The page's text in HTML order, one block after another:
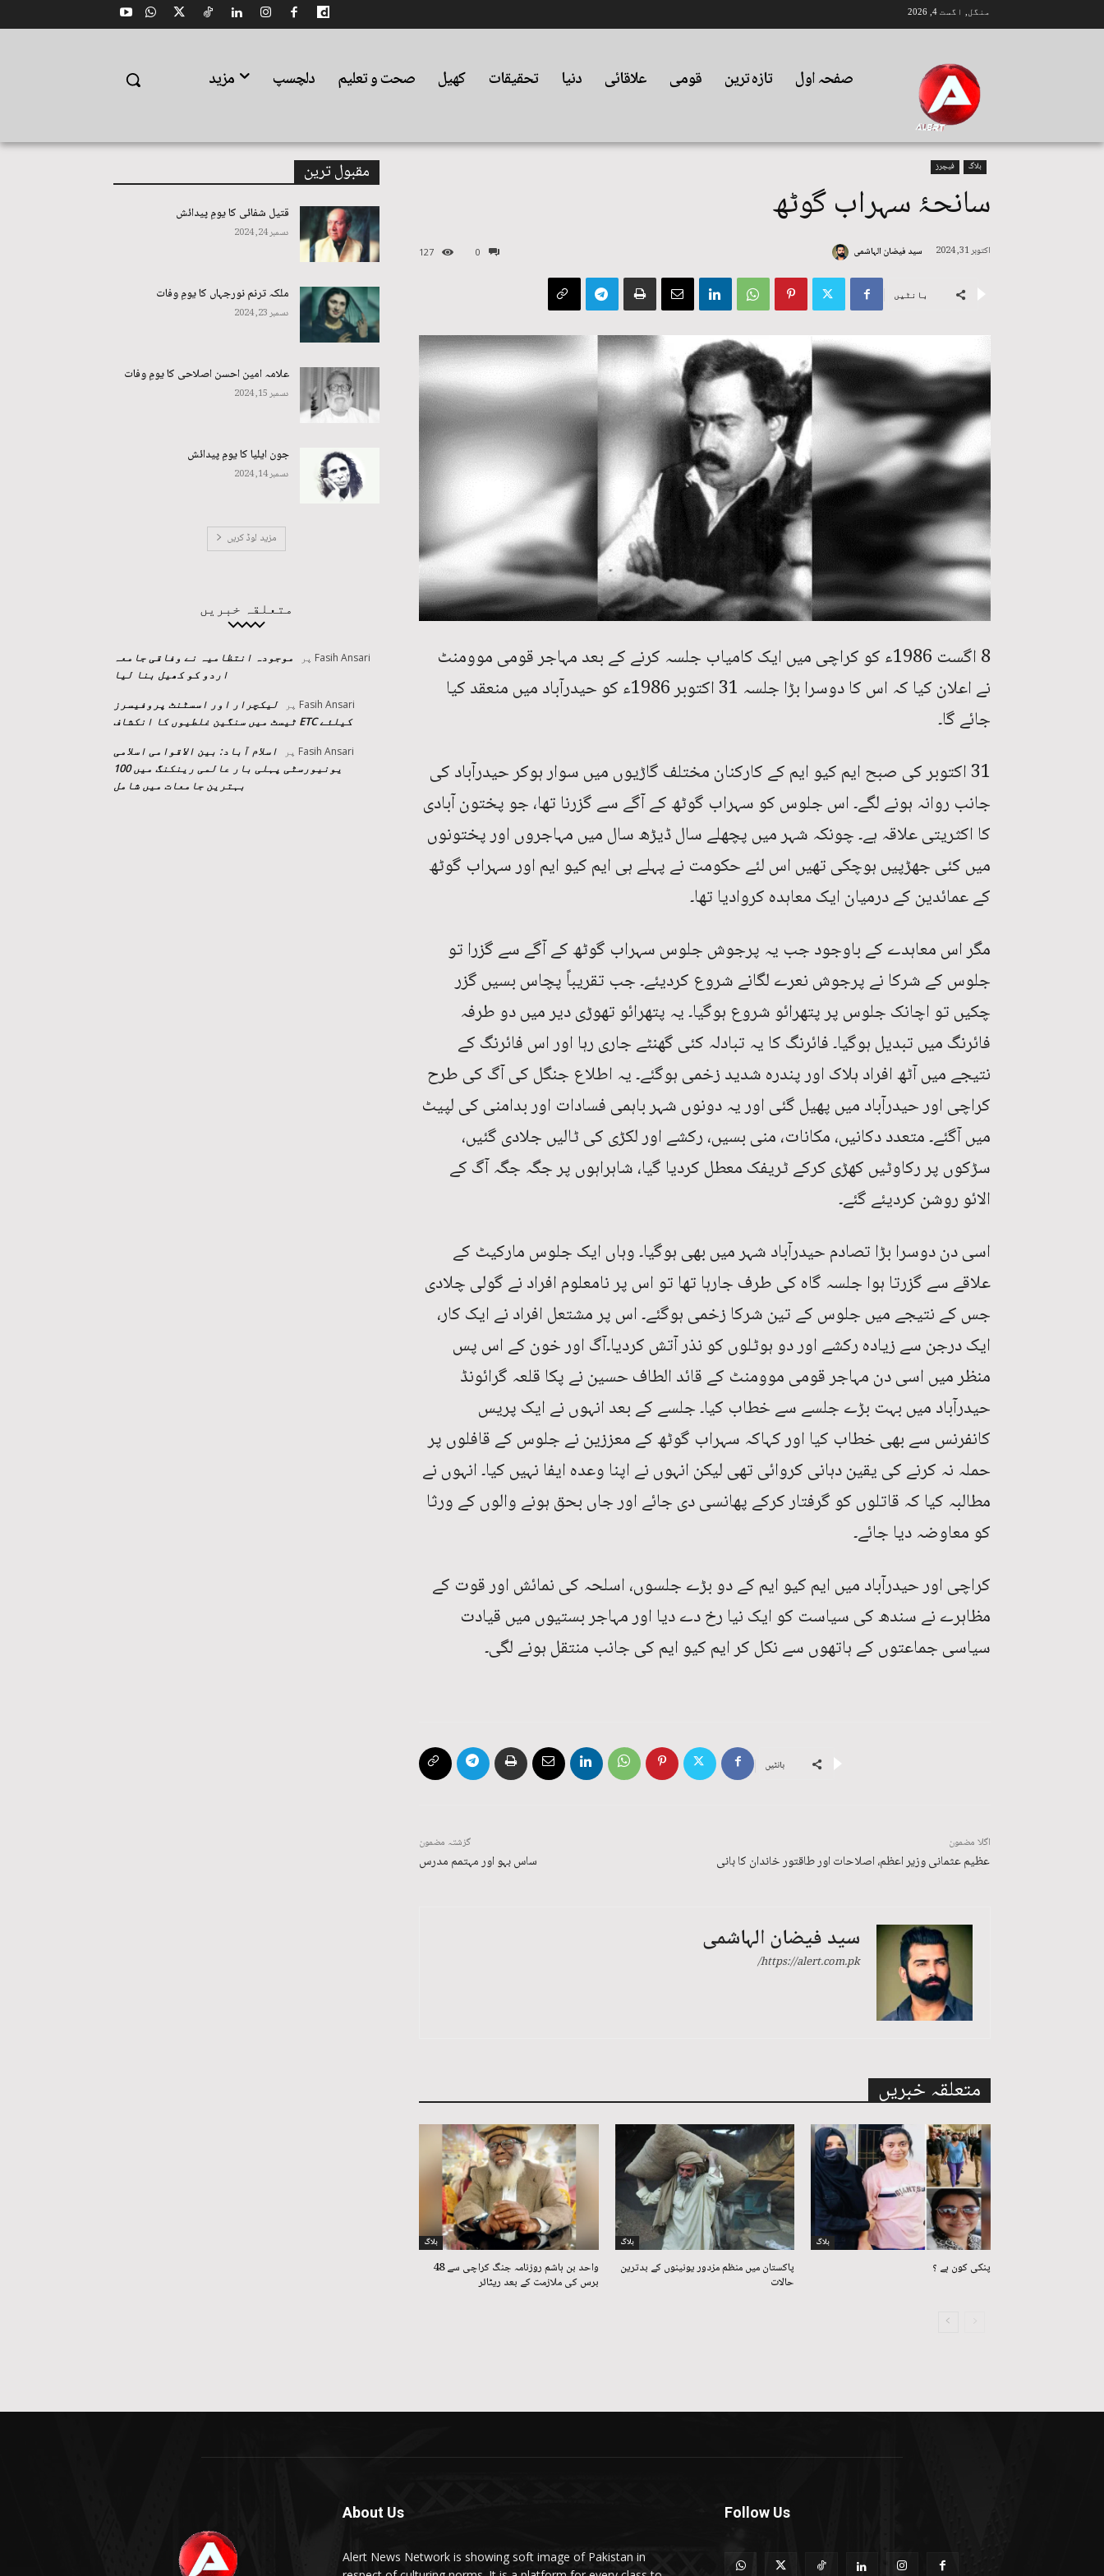
منگل, اگست 4, 2026
صفحہ اول تازہ ترین قومی علاقائی دنیا تحقیقات کھیل صحت و تعلیم دلچسپ مزید
بلاگ فیچرز
سانحۂ سہراب گوٹھ
0
127 اکتوبر 31, 2024 سید فیضان الہاشمی
بانٹیں
8 اگست 1986ء کو کراچی میں ایک کامیاب جلسہ کرنے کے بعد مہاجر قومی موومنٹ
نے اعلان کیا کہ اس کا دوسرا بڑا جلسہ 31 اکتوبر 1986ء کو حیدرآباد میں منعقد کیا
جائے گا۔
31 اکتوبر کی صبح ایم کیو ایم کے کارکنان مختلف گاڑیوں میں سوار ہوکر حیدرآباد کی
جانب روانہ ہونے لگے۔ اس جلوس کو سہراب گوٹھ کے آگے سے گزرنا تھا، جو پختون آبادی
کا اکثریتی علاقہ ہے۔ چونکہ شہر میں پچھلے سال ڈیڑھ سال میں مہاجروں اور پختونوں
میں کئی جھڑپیں ہوچکی تھیں اس لئے حکومت نے پہلے ہی ایم کیو ایم اور سہراب گوٹھ
کے عمائدین کے درمیان ایک معاہدہ کروادیا تھا۔
مگر اس معاہدے کے باوجود جب یہ پرجوش جلوس سہراب گوٹھ کے آگے سے گزرا تو
جلوس کے شرکا نے پرجوش نعرے لگانے شروع کردیئے۔ جب تقریباً پچاس بسیں گزر
چکیں تو اچانک جلوس پر پتھرائو شروع ہوگیا۔ یہ پتھرائو تھوڑی دیر میں دو طرفہ
فائرنگ میں تبدیل ہوگیا۔ فائرنگ کا یہ تبادلہ کئی گھنٹے جاری رہا اور اس فائرنگ کے
نتیجے میں آٹھ افراد ہلاک اور پندرہ شدید زخمی ہوگئے۔ یہ اطلاع جنگل کی آگ کی طرح
کراچی اور حیدرآباد میں پھیل گئی اور یہ دونوں شہر باہمی فسادات اور بدامنی کی لپیٹ
میں آگئے۔ متعدد دکانیں، مکانات، منی بسیں، رکشے اور لکڑی کی ٹالیں جلادی گئیں،
سڑکوں پر رکاوٹیں کھڑی کرکے ٹریفک معطل کردیا گیا، شاہراہوں پر جگہ جگہ آگ کے
الائو روشن کردیئے گئے۔
اسی دن دوسرا بڑا تصادم حیدرآباد شہر میں بھی ہوگیا۔ وہاں ایک جلوس مارکیٹ کے
علاقے سے گزرتا ہوا جلسہ گاہ کی طرف جارہا تھا تو اس پر نامعلوم افراد نے گولی چلادی
جس کے نتیجے میں جلوس کے تین شرکا زخمی ہوگئے۔ اس پر مشتعل افراد نے ایک کار،
ایک درجن سے زیادہ رکشے اور دو ہوٹلوں کو نذر آتش کردیا۔آگ اور خون کے اس پس
منظر میں اسی دن مہاجر قومی موومنٹ کے قائد الطاف حسین نے پکا قلعہ گرائونڈ
حیدرآباد میں بہت بڑے جلسے سے خطاب کیا۔ جلسے کے بعد انہوں نے ایک پریس
کانفرنس سے بھی خطاب کیا اور کہاکہ سہراب گوٹھ کے معززین نے جلوس کے قافلوں پر
حملہ نہ کرنے کی یقین دہانی کروائی تھی لیکن انہوں نے اپنا وعدہ ایفا نہیں کیا۔ انہوں نے
مطالبہ کیا کہ قاتلوں کو گرفتار کرکے پھانسی دی جائے اور جاں بحق ہونے والوں کے ورثا
کو معاوضہ دیا جائے۔
کراچی اور حیدرآباد میں ایم کیو ایم کے دو بڑے جلسوں، اسلحہ کی نمائش اور قوت کے
مظاہرے نے سندھ کی سیاست کو ایک نیا رخ دے دیا اور مہاجر بستیوں میں قیادت
سیاسی جماعتوں کے ہاتھوں سے نکل کر ایم کیو ایم کی جانب منتقل ہونے لگی۔
بانٹیں
گزشتہ مضمون
ساس بہو اور مہتمم مدرس
اگلا مضمون
عظیم عثمانی وزیر اعظم، اصلاحات اور طاقتور خاندان کا بانی
سید فیضان الہاشمی
https://alert.com.pk/
متعلقہ خبریں
بلاگ
پنکی کون ہے ؟
بلاگ
پاکستان میں منظم مزدور یونینوں کے بدترین
حالات
بلاگ
واحد بن ہاشم روزنامہ جنگ کراچی سے 48
برس کی ملازمت کے بعد ریٹائر
مقبول ترین
قتیل شفائی کا یومِ پیدائش
دسمبر 24, 2024
ملکہ ترنم نورجہاں کا یومِ وفات
دسمبر 23, 2024
علامہ امین احسن اصلاحی کا یومِ وفات
دسمبر 15, 2024
جون ایلیا کا یومِ پیدائش
دسمبر 14, 2024
مزید لوڈ کریں
متعلقہ خبریں
Fasih Ansari پر
موجودہ انتظامیہ نے وفاقی جامعہ
اردو کو کھیل بنا لیا
Fasih Ansari پر
لیکچرار اور اسسٹنٹ پروفیسرز
کیلئے ETC ٹیسٹ میں سنگین غلطیوں کا انکشاف
Fasih Ansari پر
اسلام آباد: بین الاقوامی اسلامی
یونیورسٹی پہلی بار عالمی رینکنگ میں 100
بہترین جامعات میں شامل
About Us
Alert News Network is showing soft image of Pakistan in
Follow Us